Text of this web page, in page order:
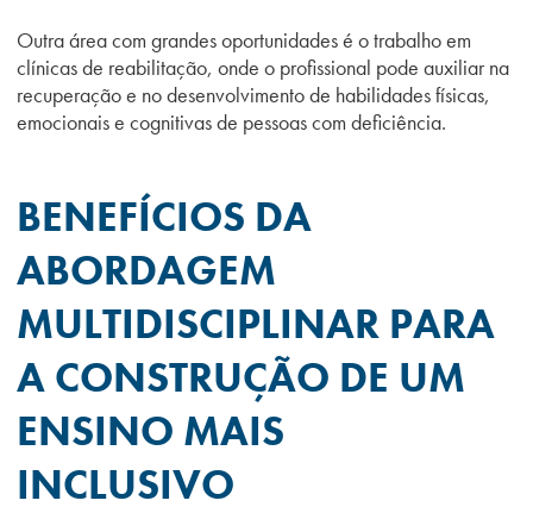
Outra área com grandes oportunidades é o trabalho em
clínicas de reabilitação, onde o profissional pode auxiliar na
recuperação e no desenvolvimento de habilidades físicas,
emocionais e cognitivas de pessoas com deficiência.
BENEFÍCIOS DA
ABORDAGEM
MULTIDISCIPLINAR PARA
A CONSTRUÇÃO DE UM
ENSINO MAIS
INCLUSIVO